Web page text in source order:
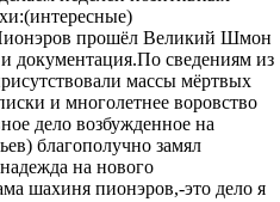
прошёл Великий Шмон
документация.По сведениям из
массы мёртвых
и многолетнее воровство
дело возбужденное на
благополучно замял
на нового
шахиня пионэров,-это дело я